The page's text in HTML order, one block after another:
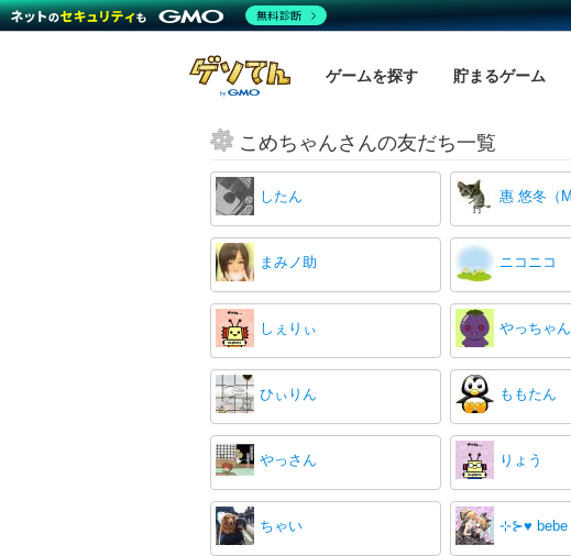
ゲームを探す 貯まるゲーム
こめちゃんさんの友だち一覧
したん 惠 悠冬（
まみノ助 ニコニコ
しぇりぃ やっちゃん
ひぃりん ももたん
やっさん りょう
ちゃい ⊹⊱♥
無料診断